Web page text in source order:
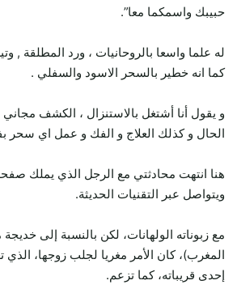
حبيبك واسمكما معا”.
له علما واسعا بالروحانيات ، ورد المطلقة ,
كما انه خطير بالسحر الاسود والسفلي .
و يقول أنا أشتغل بالاستنزال ، الكشف
الحال و كذلك العلاج و الفك و عمل اي سحر
هنا انتهت محادثتي مع الرجل الذي يملك
ويتواصل عبر التقنيات الحديثة.
مع زبوناته الولهانات، لكن بالنسبة إلى
المغرب)، كان الأمر مغريا لجلب زوجها،
إحدى قريباته، كما تزعم.